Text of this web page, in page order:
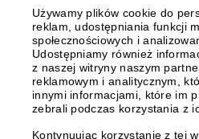
Wielka
Włochy
Używamy plików cookie do
reklam, udostępniania funkcji
społecznościowych i
Udostępniamy również
z naszej witryny naszym
reklamowym i analitycznym,
innymi informacjami, które im
zebrali podczas korzystania z
Kontynuując korzystanie z tej